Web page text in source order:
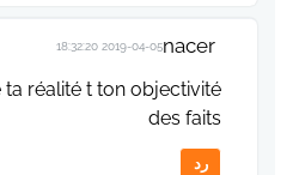
nacer
2019-04-05 18:32:20
réalité t ton objectivité
des faits
رد